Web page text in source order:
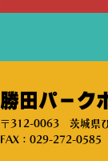
勝田パーク
〒312-0063 茨城県
FAX：029-272-0585